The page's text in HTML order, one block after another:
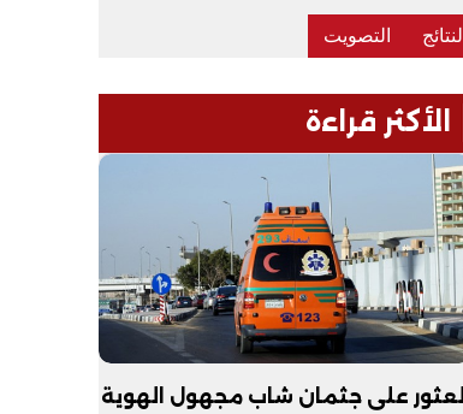
الأكثر قراءة
العثور على جثمان شاب مجهول الهوية